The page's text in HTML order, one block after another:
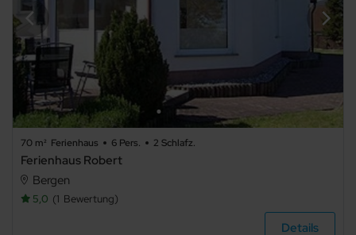
70 m² Ferienhaus 6 Pers. 2 Schlafz.
Ferienhaus Robert
Bergen
5,0 1 Bewertung
Details